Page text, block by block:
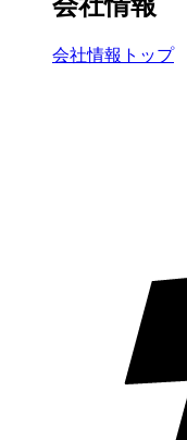
会社情報
会社情報トップ